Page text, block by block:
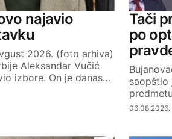
sa izgradnjom u redu.U doba
nego sada.Postavlja se
PARA koje ce lokalna
najavio
2026. (foto arhiva)
Aleksandar Vučić
izbore. On je danas…
Tači
po
saopštio
06.08.2026.